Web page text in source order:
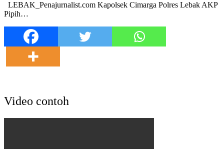
LEBAK_Penajurnalist.com Kapolsek Cimarga Polres Lebak AKP
Pipih…
Video contoh